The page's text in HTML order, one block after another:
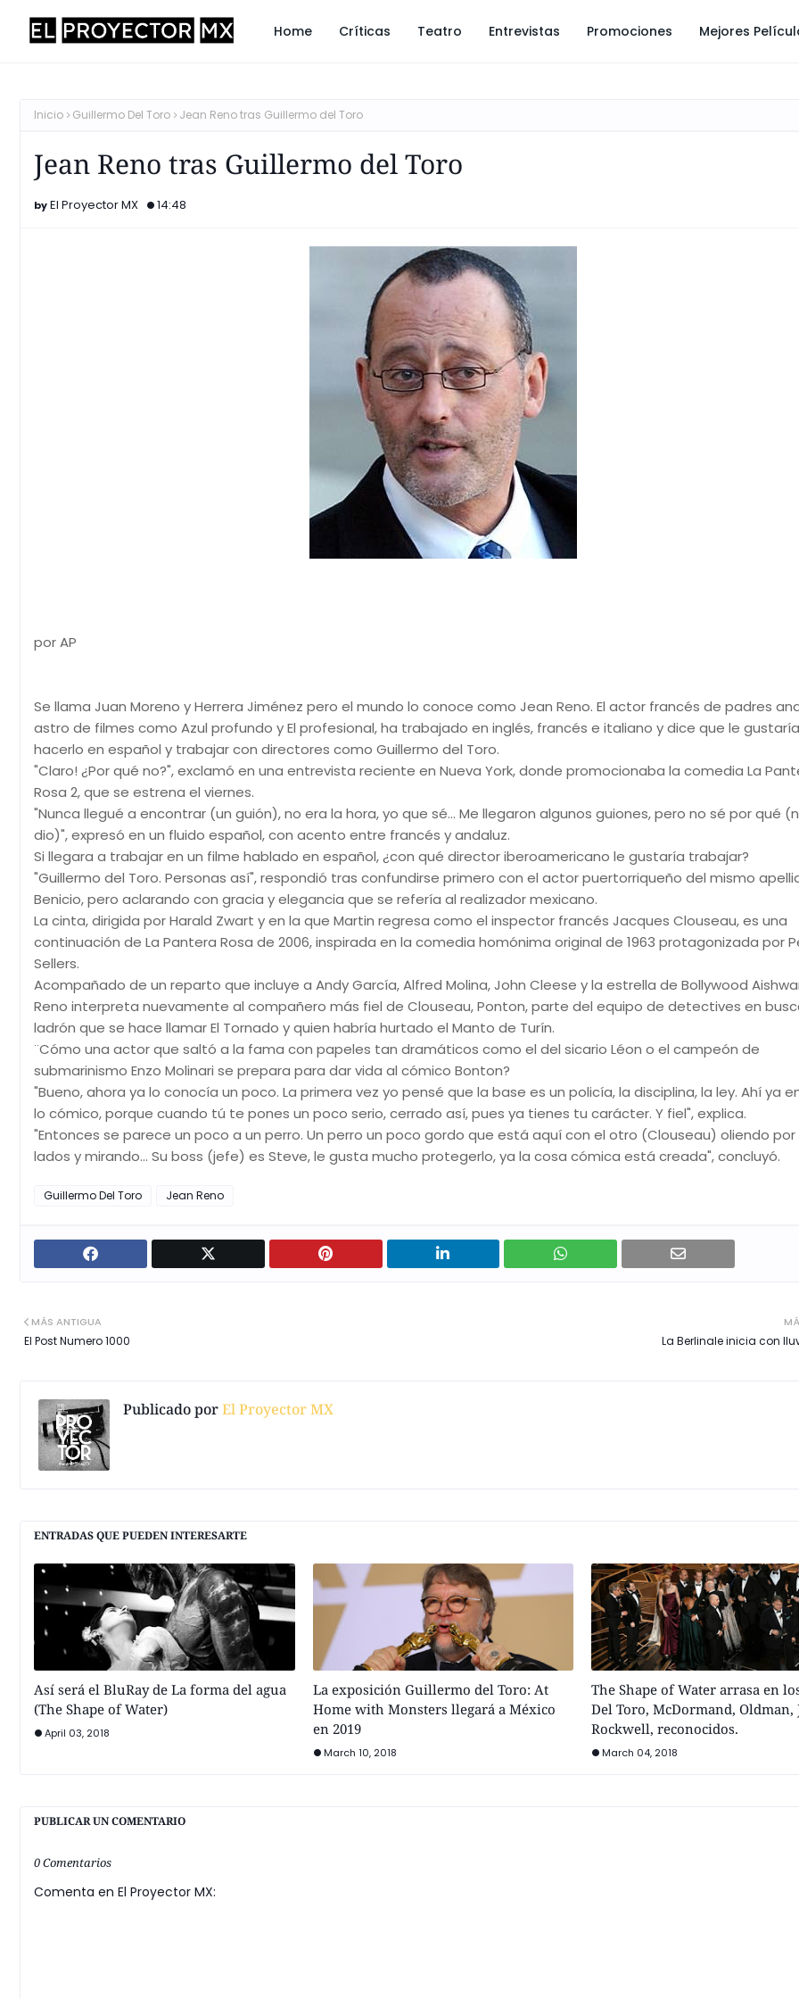
Home Críticas Teatro Entrevistas Promociones Mejores
Inicio Guillermo Del Toro Jean Reno tras Guillermo del Toro
Jean Reno tras Guillermo del Toro
El Proyector MX 14:48
por AP
Se llama Juan Moreno y Herrera Jiménez pero el mundo lo conoce como Jean Reno. El actor francés de padres
astro de filmes como Azul profundo y El profesional, ha trabajado en inglés, francés e italiano y dice que le gustaría
hacerlo en español y trabajar con directores como Guillermo del Toro.
"­Claro! ¿Por qué no?", exclamó en una entrevista reciente en Nueva York, donde promocionaba la comedia La
Rosa 2, que se estrena el viernes.
"Nunca llegué a encontrar (un guión), no era la hora, yo que sé... Me llegaron algunos guiones, pero no sé por qué
dio)", expresó en un fluido español, con acento entre francés y andaluz.
Si llegara a trabajar en un filme hablado en español, ¿con qué director iberoamericano le gustaría trabajar?
"Guillermo del Toro. Personas así", respondió tras confundirse primero con el actor puertorriqueño del mismo
Benicio, pero aclarando con gracia y elegancia que se refería al realizador mexicano.
La cinta, dirigida por Harald Zwart y en la que Martin regresa como el inspector francés Jacques Clouseau, es una
continuación de La Pantera Rosa de 2006, inspirada en la comedia homónima original de 1963 protagonizada por
Sellers.
Acompañado de un reparto que incluye a Andy García, Alfred Molina, John Cleese y la estrella de Bollywood
Reno interpreta nuevamente al compañero más fiel de Clouseau, Ponton, parte del equipo de detectives en
ladrón que se hace llamar El Tornado y quien habría hurtado el Manto de Turín.
¨Cómo una actor que saltó a la fama con papeles tan dramáticos como el del sicario Léon o el campeón de
submarinismo Enzo Molinari se prepara para dar vida al cómico Bonton?
"Bueno, ahora ya lo conocía un poco. La primera vez yo pensé que la base es un policía, la disciplina, la ley. Ahí ya
lo cómico, porque cuando tú te pones un poco serio, cerrado así, pues ya tienes tu carácter. Y fiel", explica.
"Entonces se parece un poco a un perro. Un perro un poco gordo que está aquí con el otro (Clouseau) oliendo
lados y mirando... Su boss (jefe) es Steve, le gusta mucho protegerlo, ya la cosa cómica está creada", concluyó.
Guillermo Del Toro Jean Reno
La Berlinale inicia con
MÁS ANTIGUA
El Post Numero 1000
Publicado porEl Proyector MX
ENTRADAS QUE PUEDEN INTERESARTE
Así será el BluRay de La forma del agua
(The Shape of Water)
April 03, 2018
La exposición Guillermo del Toro: At
Home with Monsters llegará a México
en 2019
March 10, 2018
The Shape of Water arrasa en
Del Toro, McDormand, Oldman,
Rockwell, reconocidos.
March 04, 2018
PUBLICAR UN COMENTARIO
0 Comentarios
Comenta en El Proyector MX: